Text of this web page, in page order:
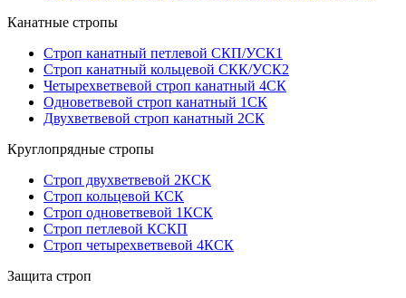
Канатные стропы
Строп канатный петлевой СКП/УСК1
Строп канатный кольцевой СКК/УСК2
Четырехветвевой строп канатный 4СК
Одноветвевой строп канатный 1СК
Двухветвевой строп канатный 2СК
Круглопрядные стропы
Строп двухветвевой 2КСК
Строп кольцевой КСК
Строп одноветвевой 1КСК
Строп петлевой КСКП
Строп четырехветвевой 4КСК
Защита строп